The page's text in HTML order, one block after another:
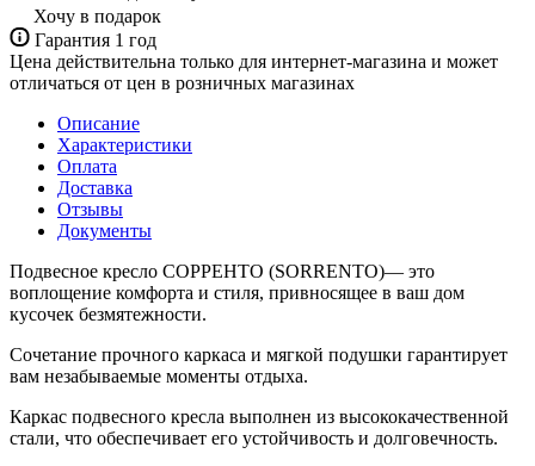
Хочу в подарок
Гарантия 1 год
Цена действительна только для интернет-магазина и может
отличаться от цен в розничных магазинах
Описание
Характеристики
Оплата
Доставка
Отзывы
Документы
Подвесное кресло СОРРЕНТО (SORRENTO)— это
воплощение комфорта и стиля, привносящее в ваш дом
кусочек безмятежности.
Сочетание прочного каркаса и мягкой подушки гарантирует
вам незабываемые моменты отдыха.
Каркас подвесного кресла выполнен из высококачественной
стали, что обеспечивает его устойчивость и долговечность.